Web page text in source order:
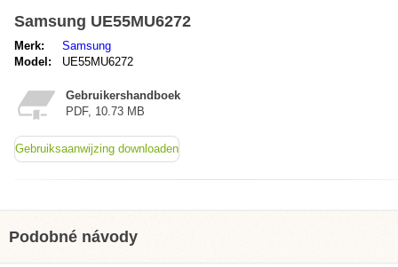
Samsung UE55MU6272
Merk:
Samsung
Model:
UE55MU6272
Gebruikershandboek
PDF, 10.73 MB
Gebruiksaanwijzing downloaden
Podobné návody